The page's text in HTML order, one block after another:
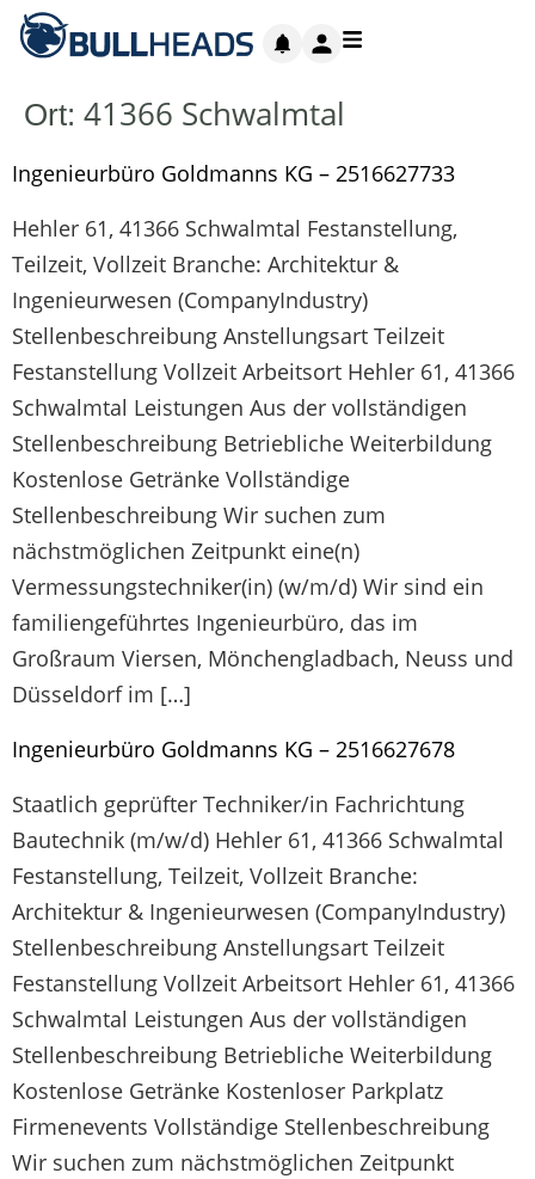
Ort: 41366 Schwalmtal
Ingenieurbüro Goldmanns KG – 2516627733
Hehler 61, 41366 Schwalmtal Festanstellung,
Teilzeit, Vollzeit Branche: Architektur &
Ingenieurwesen (CompanyIndustry)
Stellenbeschreibung Anstellungsart Teilzeit
Festanstellung Vollzeit Arbeitsort Hehler 61, 41366
Schwalmtal Leistungen Aus der vollständigen
Stellenbeschreibung Betriebliche Weiterbildung
Kostenlose Getränke Vollständige
Stellenbeschreibung Wir suchen zum
nächstmöglichen Zeitpunkt eine(n)
Vermessungstechniker(in) (w/m/d) Wir sind ein
familiengeführtes Ingenieurbüro, das im
Großraum Viersen, Mönchengladbach, Neuss und
Düsseldorf im […]
Ingenieurbüro Goldmanns KG – 2516627678
Staatlich geprüfter Techniker/in Fachrichtung
Bautechnik (m/w/d) Hehler 61, 41366 Schwalmtal
Festanstellung, Teilzeit, Vollzeit Branche:
Architektur & Ingenieurwesen (CompanyIndustry)
Stellenbeschreibung Anstellungsart Teilzeit
Festanstellung Vollzeit Arbeitsort Hehler 61, 41366
Schwalmtal Leistungen Aus der vollständigen
Stellenbeschreibung Betriebliche Weiterbildung
Kostenlose Getränke Kostenloser Parkplatz
Firmenevents Vollständige Stellenbeschreibung
Wir suchen zum nächstmöglichen Zeitpunkt